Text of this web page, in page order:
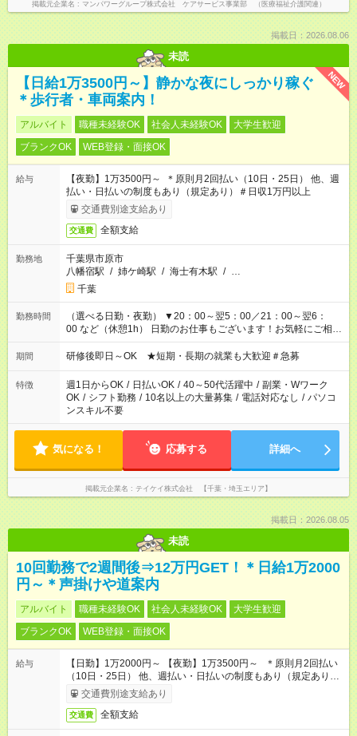
掲載元企業名 マンパワーグループ株式会社 ケアサービス事業部 （医療福祉介護関連）
掲載日：2026.08.06
未読
NEW
【日給1万3500円～】静かな夜にしっかり稼ぐ
＊歩行者・車両案内！
アルバイト 職種未経験OK 社会人未経験OK
大学生歓迎
ブランクOK
WEB登録・面接OK
給与
【夜勤】1万3500円～ ＊原則月2回払い（10日・25日） 他、週
払い・日払いの制度もあり（規定あり）＃日収1万円以上
交通費別途支給あり
交通費 全額支給
勤務地
千葉県市原市
八幡宿駅 / 姉ケ崎駅 / 海士有木駅 / …
千葉
勤務時間
（選べる日勤・夜勤） ▼20：00～翌5：00／21：00～翌6：
00 など（休憩1h） 日勤のお仕事もございます！お気軽にご相談
ください！
期間 研修後即日～OK ★短期・長期の就業も大歓迎＃急募
特徴 週1日からOK / 日払いOK / 40～50代活躍中 / 副業・Wワーク
OK / シフト勤務 / 10名以上の大量募集 / 電話対応なし / パソコ
ンスキル不要
気になる！ 応募する 詳細へ
掲載元企業名 テイケイ株式会社 【千葉・埼玉エリア】
掲載日：2026.08.05
未読
10回勤務で2週間後⇒12万円GET！＊日給1万2000
円～＊声掛けや道案内
アルバイト 職種未経験OK 社会人未経験OK
大学生歓迎
ブランクOK
WEB登録・面接OK
給与
【日勤】1万2000円～ 【夜勤】1万3500円～ ＊原則月2回払い
（10日・25日） 他、週払い・日払いの制度もあり（規定あり）
＃日収1万円以上
交通費別途支給あり
交通費 全額支給